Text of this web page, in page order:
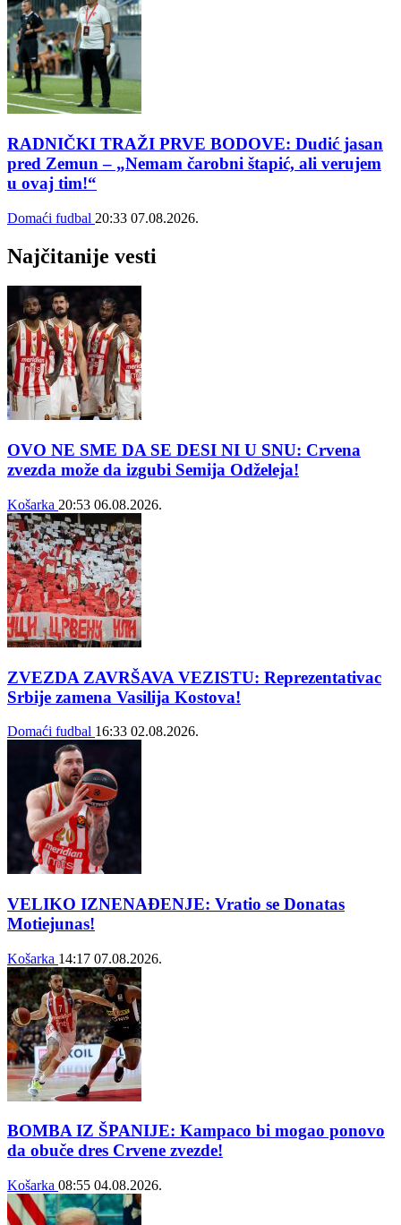
RADNIČKI TRAŽI PRVE BODOVE: Dudić jasan
pred Zemun – „Nemam čarobni štapić, ali verujem
u ovaj tim!“
Domaći fudbal 20:33 07.08.2026.
Najčitanije vesti
OVO NE SME DA SE DESI NI U SNU: Crvena
zvezda može da izgubi Semija Odželeja!
Košarka 20:53 06.08.2026.
ZVEZDA ZAVRŠAVA VEZISTU: Reprezentativac
Srbije zamena Vasilija Kostova!
Domaći fudbal 16:33 02.08.2026.
VELIKO IZNENAĐENJE: Vratio se Donatas
Motiejunas!
Košarka 14:17 07.08.2026.
BOMBA IZ ŠPANIJE: Kampaco bi mogao ponovo
da obuče dres Crvene zvezde!
Košarka 08:55 04.08.2026.